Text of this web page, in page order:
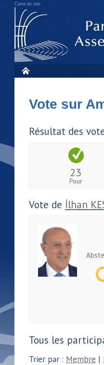
Carte du site
Vote sur
Résultat des
23
Pour
Vote de İlhan
Tous les
Trier par : Membre |